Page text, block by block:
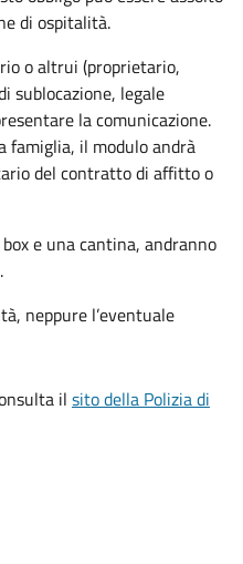
di ospitalità.
o altrui (proprietario,
sublocazione, legale
la comunicazione.
famiglia, il modulo andrà
del contratto di affitto o
e una cantina, andranno
neppure l’eventuale
il sito della Polizia di